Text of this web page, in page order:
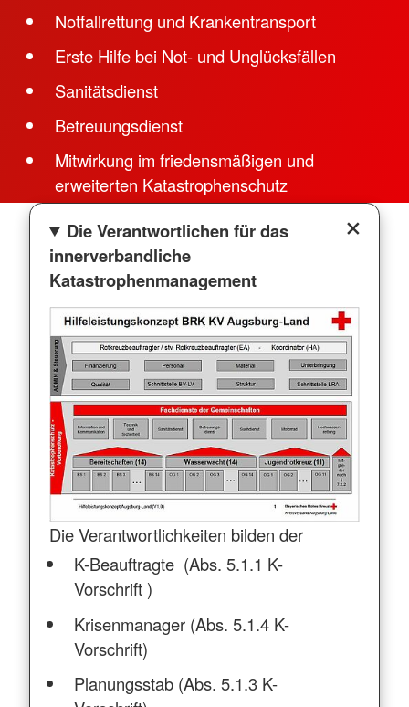
Notfallrettung und Krankentransport
Erste Hilfe bei Not- und Unglücksfällen
Sanitätsdienst
Betreuungsdienst
Mitwirkung im friedensmäßigen und
erweiterten Katastrophenschutz
Die Verantwortlichen für das
innerverbandliche
Katastrophenmanagement
Die Verantwortlichkeiten bilden der
K-Beauftragte (Abs. 5.1.1 K-
Vorschrift )
Krisenmanager (Abs. 5.1.4 K-
Vorschrift)
Planungsstab (Abs. 5.1.3 K-